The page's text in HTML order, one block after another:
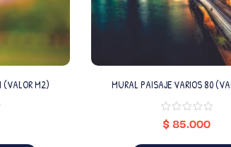
(VALOR M2) MURAL PAISAJE VARIOS 80
$85.000